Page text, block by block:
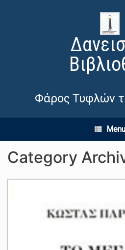
Φάρος Τυφλών
Menu
Category